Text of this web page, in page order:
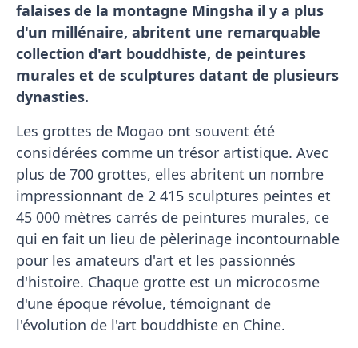
falaises de la montagne Mingsha il y a plus
d'un millénaire, abritent une remarquable
collection d'art bouddhiste, de peintures
murales et de sculptures datant de plusieurs
dynasties.
Les grottes de Mogao ont souvent été
considérées comme un trésor artistique. Avec
plus de 700 grottes, elles abritent un nombre
impressionnant de 2 415 sculptures peintes et
45 000 mètres carrés de peintures murales, ce
qui en fait un lieu de pèlerinage incontournable
pour les amateurs d'art et les passionnés
d'histoire. Chaque grotte est un microcosme
d'une époque révolue, témoignant de
l'évolution de l'art bouddhiste en Chine.